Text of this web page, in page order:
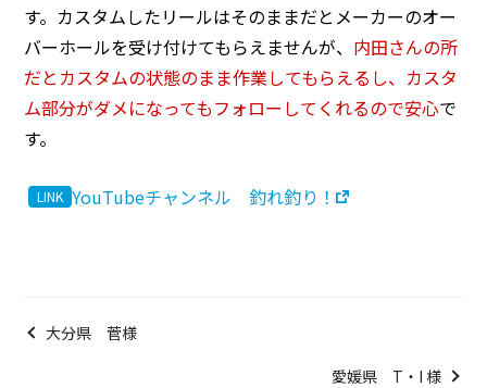
す。カスタムしたリールはそのままだとメーカーのオー
バーホールを受け付けてもらえませんが、 内田さんの所
だとカスタムの状態のまま作業してもらえるし、カスタ
ム部分がダメになってもフォローしてくれるので安心で
す。
YouTubeチャンネル 釣れ釣り！
大分県 菅様
愛媛県 T・I 様